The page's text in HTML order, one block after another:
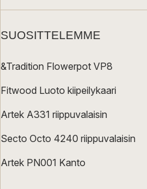
SUOSITTELEMME
&Tradition Flowerpot VP8
Fitwood Luoto kiipeilykaari
Artek A331 riippuvalaisin
Secto Octo 4240 riippuvalaisin
Artek PN001 Kanto